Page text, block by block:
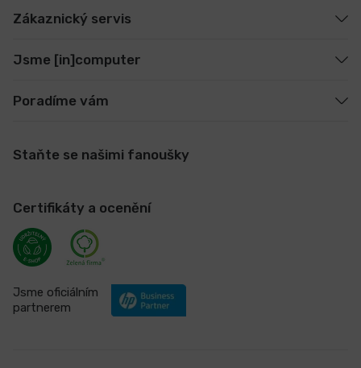
Zákaznický servis
Jsme [in]computer
Poradíme vám
Staňte se našimi fanoušky
Certifikáty a ocenění
Jsme oficiálním
partnerem